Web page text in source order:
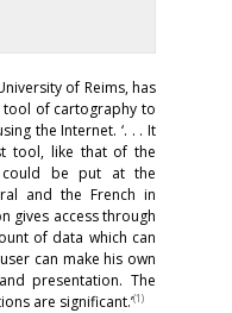
of Reims, has
tool of cartography to
the Internet. ‘. . . It
tool, like that of the
could be put at the
and the French in
gives access through
of data which can
can make his own
presentation. The
are significant.’(1)